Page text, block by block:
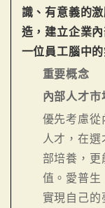
識、有意義的
造，建立企業
一位員工腦中
重要概念
內部人才
優先考慮從
人才，在
部培養，更
值。愛普生
實現自己的